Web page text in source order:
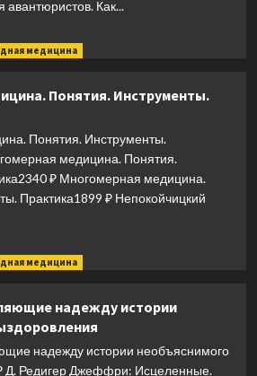
Как...
медицина
Понятия. Инструменты.
Понятия. Инструменты.
медицина. Понятия.
₽ Многомерная медицина.
Практика1899 ₽ Непокойчицкий
медицина
надежду истории
надежду истории необъяснимого
Д. Редигер Джеффри: Исцеленные.